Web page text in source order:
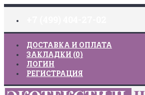
ДОСТАВКА И ОПЛАТА
ЗАКЛАДКИ (0)
ЛОГИН
РЕГИСТРАЦИЯ